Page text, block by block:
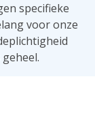
specifieke
voor onze